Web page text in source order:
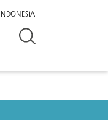
INDONESIA